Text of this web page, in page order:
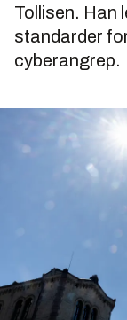
Tollisen. Han
standarder
cyberangrep.